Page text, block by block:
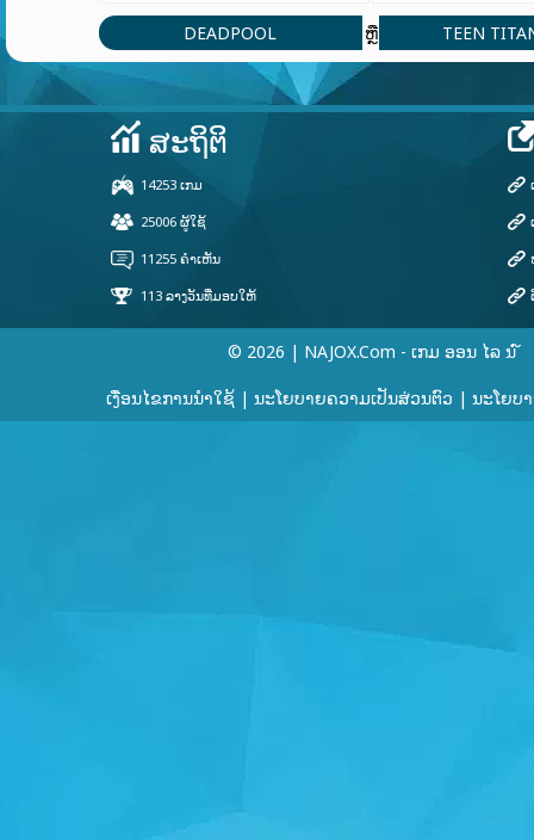
DEADPOOL ຫຼື TEEN
© 2026 | NAJOX.com - ເກມ ອອນ ໄລ ນ ໌
ເງື່ອນໄຂການນໍາໃຊ້ | ນະໂຍບາຍຄວາມເປັນສ່ວນຕົວ | ນະໂຍບ